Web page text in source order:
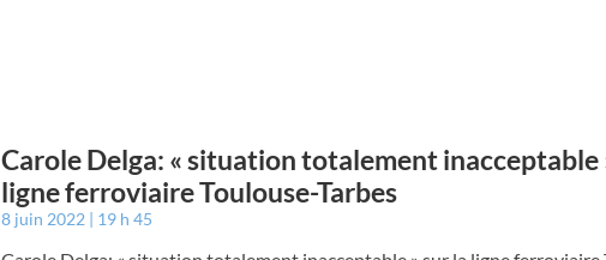
Carole Delga: « situation totalement inacceptable
ligne ferroviaire Toulouse-Tarbes
8 juin 2022 19 h 45